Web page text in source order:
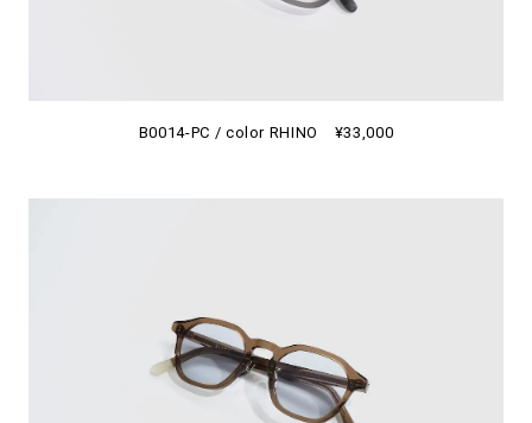
B0014-PC / color RHINO ¥33,000